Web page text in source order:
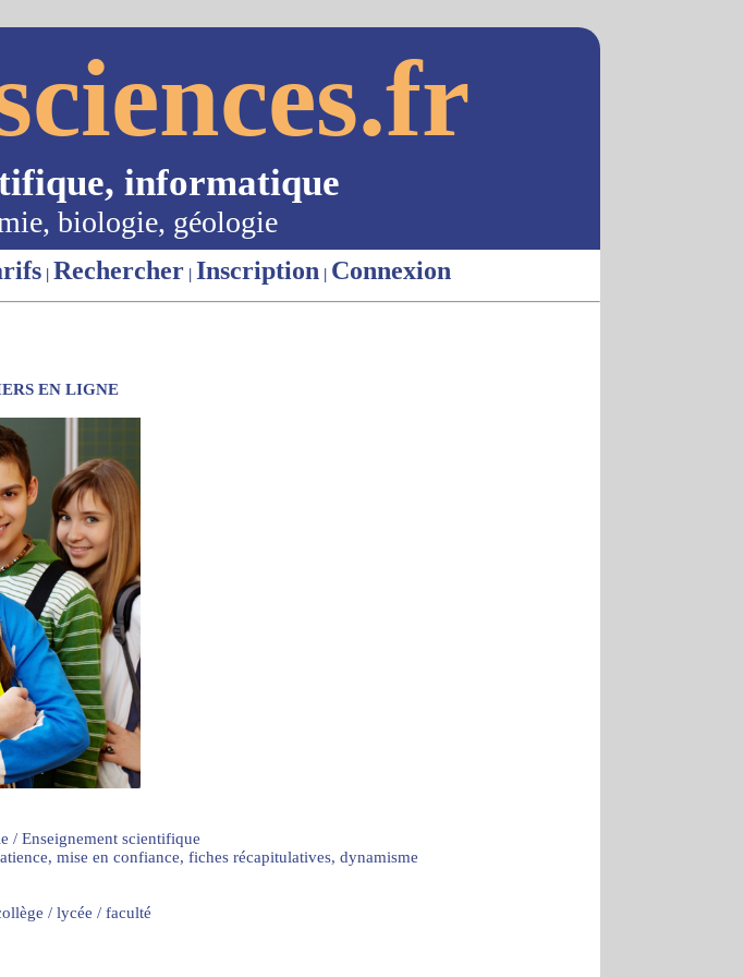
informatique
biologie, géologie
| Rechercher | Inscription | Connexion
EN LIGNE
/ Enseignement scientifique
mise en confiance, fiches récapitulatives, dynamisme
/ lycée / faculté